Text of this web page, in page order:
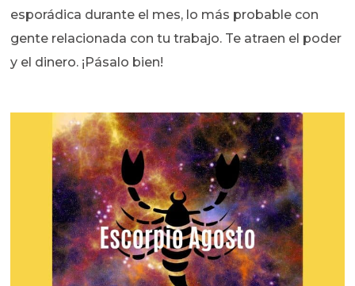
esporádica durante el mes, lo más probable con
gente relacionada con tu trabajo. Te atraen el poder
y el dinero. ¡Pásalo bien!